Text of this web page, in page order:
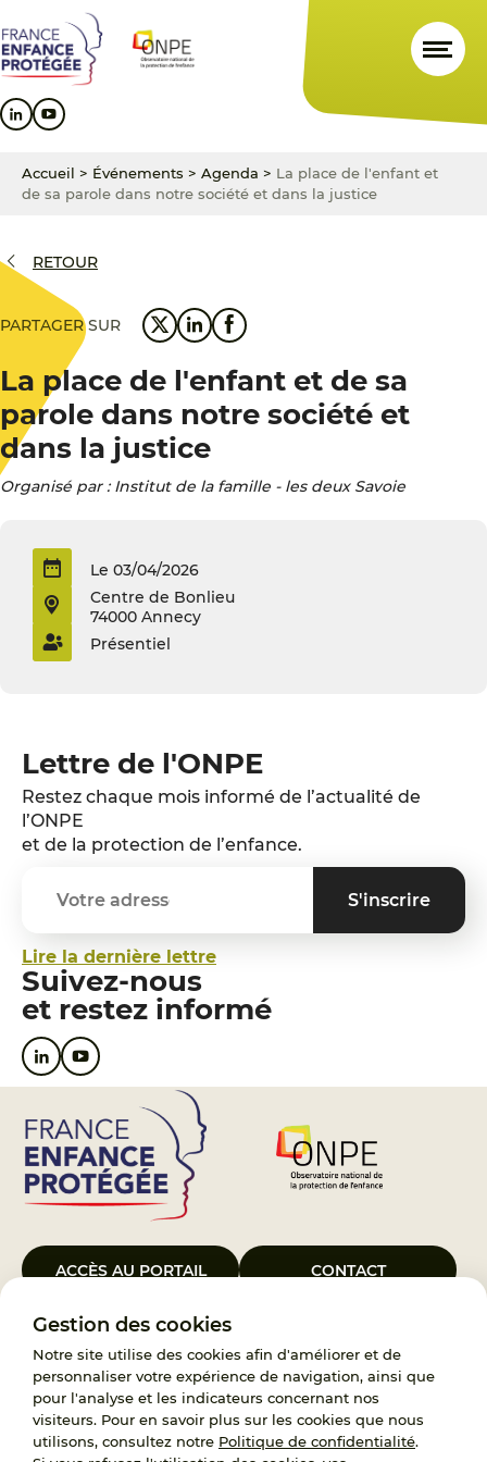
Gestion des cookies
Notre site utilise des cookies afin d'améliorer et de
personnaliser votre expérience de navigation, ainsi que
pour l'analyse et les indicateurs concernant nos
visiteurs. Pour en savoir plus sur les cookies que nous
utilisons, consultez notre Politique de confidentialité.
au
contenu
principal
au
menu
principal
au
pied
de
Accueil > Événements > Agenda > La place de l'enfant et
de sa parole dans notre société et dans la justice
RETOUR
PARTAGER SUR
La place de l'enfant et de sa
parole dans notre société et
dans la justice
Organisé par : Institut de la famille - les deux Savoie
Le 03/04/2026
Centre de Bonlieu
74000 Annecy
Présentiel
Lettre de l'ONPE
Restez chaque mois informé de l’actualité de
l’ONPE
et de la protection de l’enfance.
Lire la dernière lettre
Suivez-nous
et restez informé
ACCÈS AU PORTAIL CONTACT
Le Groupement d’Intérêt Public France Enfance Protégée, créé le 5
janvier 2023, a pour objet d’assurer les missions de service public du
119, d’accompagnement des adoptants et de traitement des
demandes d’accès aux origines personnelles. France Enfance
Protégée est également un observatoire et une ressource pour
l’ensemble des professionnels, ainsi qu’un appui à l’élaboration de la
politique publique à travers le soutien à l’activité des conseils